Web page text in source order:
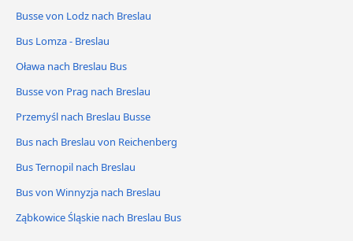
Busse von Lodz nach Breslau
Bus Lomza - Breslau
Oława nach Breslau Bus
Busse von Prag nach Breslau
Przemyśl nach Breslau Busse
Bus nach Breslau von Reichenberg
Bus Ternopil nach Breslau
Bus von Winnyzja nach Breslau
Ząbkowice Śląskie nach Breslau Bus